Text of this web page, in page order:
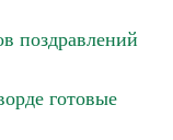
поздравлений
готовые